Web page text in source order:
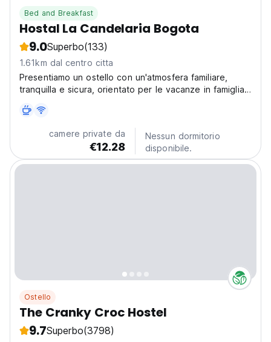
Bed and Breakfast
Hostal La Candelaria Bogota
9.0Superbo(133)
1.61km dal centro citta
Presentiamo un ostello con un'atmosfera familiare,
tranquilla e sicura, orientato per le vacanze in famiglia,
camere private da
€12.28
Nessun dormitorio
disponibile.
Ostello
The Cranky Croc Hostel
9.7Superbo(3798)